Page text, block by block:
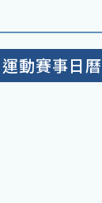
運動賽事日曆